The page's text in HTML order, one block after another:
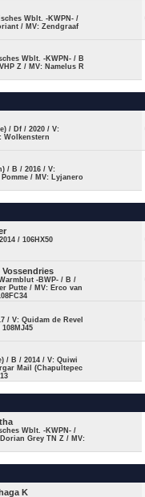
Wblt. -KWPN- /
/ MV: Zendgraaf
Wblt. -KWPN- / B
Z / MV: Namelus R
/ Df / 2020 / V:
Wolkenstern
/ B / 2016 / V:
/ MV: Lyjanero
/ 106HX50
-BWP- / B /
Putte / MV: Erco van
/ V: Quidam de Revel
/ B / 2014 / V: Quiwi
Mail (Chapultepec
Wblt. -KWPN- /
Grey TN Z / MV:
K